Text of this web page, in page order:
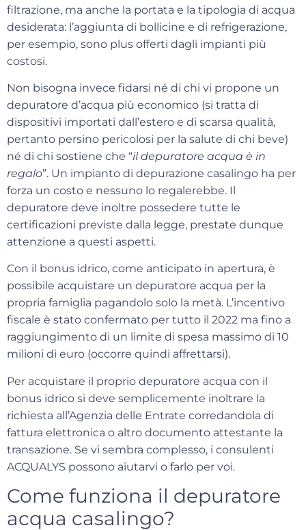
filtrazione, ma anche la portata e la tipologia di acqua
desiderata: l’aggiunta di bollicine e di refrigerazione,
per esempio, sono plus offerti dagli impianti più
costosi.
Non bisogna invece fidarsi né di chi vi propone un
depuratore d’acqua più economico (si tratta di
dispositivi importati dall’estero e di scarsa qualità,
pertanto persino pericolosi per la salute di chi beve)
né di chi sostiene che “il depuratore acqua è in
regalo”. Un impianto di depurazione casalingo ha per
forza un costo e nessuno lo regalerebbe. Il
depuratore deve inoltre possedere tutte le
certificazioni previste dalla legge, prestate dunque
attenzione a questi aspetti.
Con il bonus idrico, come anticipato in apertura, è
possibile acquistare un depuratore acqua per la
propria famiglia pagandolo solo la metà. L’incentivo
fiscale è stato confermato per tutto il 2022 ma fino a
raggiungimento di un limite di spesa massimo di 10
milioni di euro (occorre quindi affrettarsi).
Per acquistare il proprio depuratore acqua con il
bonus idrico si deve semplicemente inoltrare la
richiesta all’Agenzia delle Entrate corredandola di
fattura elettronica o altro documento attestante la
transazione. Se vi sembra complesso, i consulenti
ACQUALYS possono aiutarvi o farlo per voi.
Come funziona il depuratore
acqua casalingo?